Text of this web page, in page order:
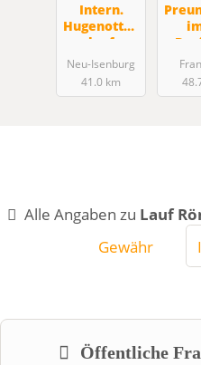
Intern.
Hugenotten
lauf
Neu-Isenburg
41.0 km
Alle Angaben zu Lauf
Gewähr
Öffentliche